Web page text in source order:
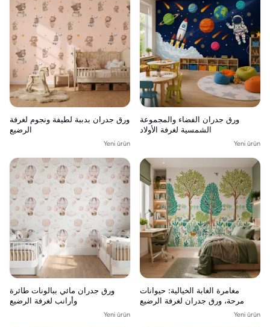
ورق جدران الفضاء والمجموعة
الشمسية لغرفة الأولاد
Yeni ürün
ورق جدران بدببة لطيفة ونجوم لغرفة
الرضيع
Yeni ürün
مغامرة الغابة الخيالية: حيوانات
مرحة، ورق جدران لغرفة الرضيع
Yeni ürün
ورق جدران مائي ببالونات طائرة
وأرانب لغرفة الرضيع
Yeni ürün